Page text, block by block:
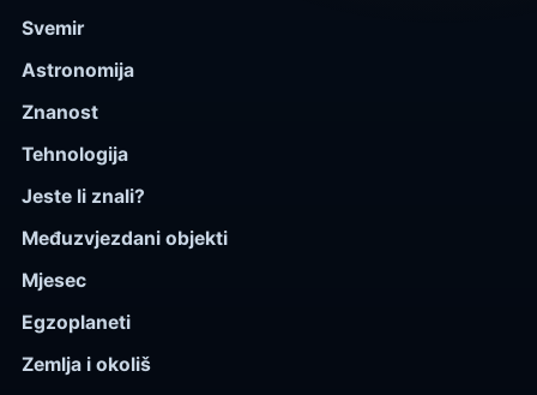
Svemir
Astronomija
Znanost
Tehnologija
Jeste li znali?
Međuzvjezdani objekti
Mjesec
Egzoplaneti
Zemlja i okoliš